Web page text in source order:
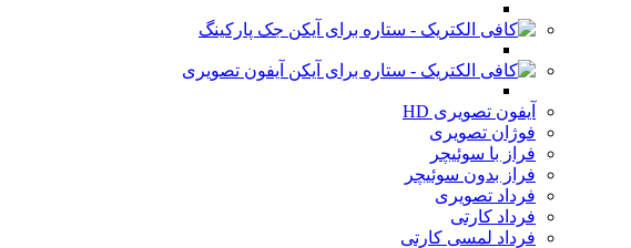
جک پارکینگ
آیفون تصویری
آیفون تصویری HD
فوژان تصویری
فراز با سوئیچر
فراز بدون سوئیچر
فرداد تصویری
فرداد کارتی
فرداد لمسی کارتی